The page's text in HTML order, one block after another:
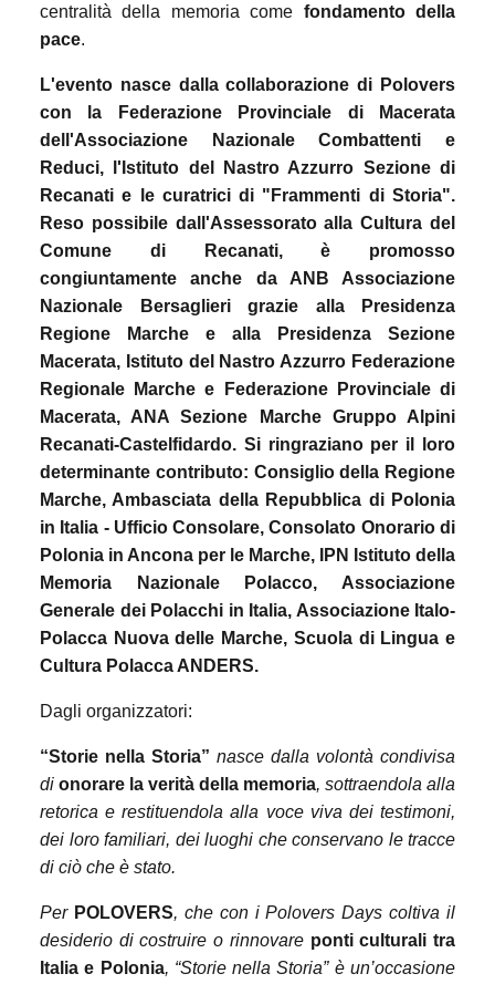
centralità della memoria come fondamento della
pace.
L'evento nasce dalla collaborazione di Polovers
con la Federazione Provinciale di Macerata
dell'Associazione Nazionale Combattenti e
Reduci, l'Istituto del Nastro Azzurro Sezione di
Recanati e le curatrici di "Frammenti di Storia".
Reso possibile dall'Assessorato alla Cultura del
Comune di Recanati, è promosso
congiuntamente anche da ANB Associazione
Nazionale Bersaglieri grazie alla Presidenza
Regione Marche e alla Presidenza Sezione
Macerata, Istituto del Nastro Azzurro Federazione
Regionale Marche e Federazione Provinciale di
Macerata, ANA Sezione Marche Gruppo Alpini
Recanati-Castelfidardo. Si ringraziano per il loro
determinante contributo: Consiglio della Regione
Marche, Ambasciata della Repubblica di Polonia
in Italia - Ufficio Consolare, Consolato Onorario di
Polonia in Ancona per le Marche, IPN Istituto della
Memoria Nazionale Polacco, Associazione
Generale dei Polacchi in Italia, Associazione Italo-
Polacca Nuova delle Marche, Scuola di Lingua e
Cultura Polacca ANDERS.
Dagli organizzatori:
“Storie nella Storia” nasce dalla volontà condivisa
di onorare la verità della memoria, sottraendola alla
retorica e restituendola alla voce viva dei testimoni,
dei loro familiari, dei luoghi che conservano le tracce
di ciò che è stato.
Per POLOVERS, che con i Polovers Days coltiva il
desiderio di costruire o rinnovare ponti culturali tra
Italia e Polonia, “Storie nella Storia” è un’occasione